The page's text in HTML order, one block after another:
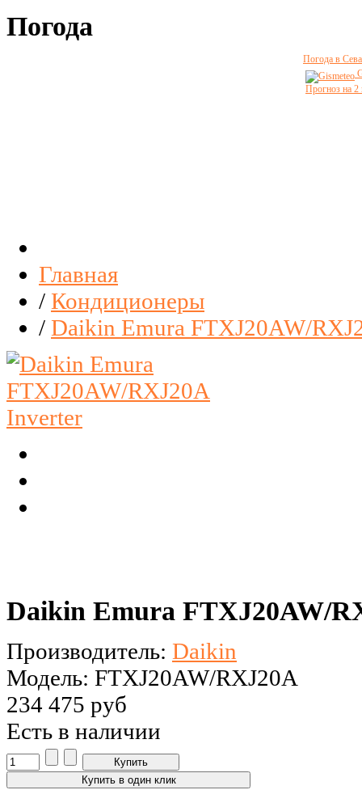
Погода
Погода в
Прогноз на 2
Главная
/ Кондиционеры
/ Daikin Emura FTXJ20AW/
Daikin Emura FTXJ20AW/
Производитель: Daikin
Модель: FTXJ20AW/RXJ20A
234 475 руб
Есть в наличии